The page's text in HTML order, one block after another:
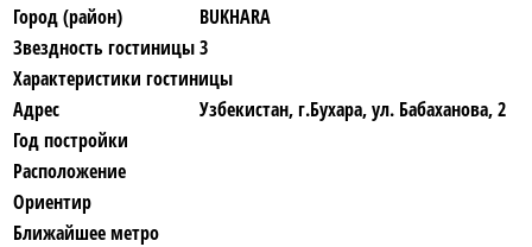
Город (район)
BUKHARA
Звездность гостиницы3
Характеристики гостиницы
Адрес
Узбекистан, г.Бухара, ул. Бабаханова, 2
Год постройки
Расположение
Ориентир
Ближайшее метро